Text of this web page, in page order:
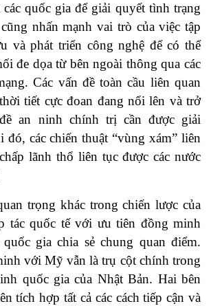
quốc gia để giải quyết tình trạng
nhấn mạnh vai trò của việc tập
và phát triển công nghệ để có thể
đe dọa từ bên ngoài thông qua các
Các vấn đề toàn cầu liên quan
tiết cực đoan đang nổi lên và trở
an ninh chính trị cần được giải
đó, các chiến thuật “vùng xám” liên
lãnh thổ liên tục được các nước
trọng khác trong chiến lược của
tác quốc tế với ưu tiên đồng minh
gia chia sẻ chung quan điểm.
với Mỹ vẫn là trụ cột chính trong
quốc gia của Nhật Bản. Hai bên
tích hợp tất cả các cách tiếp cận và